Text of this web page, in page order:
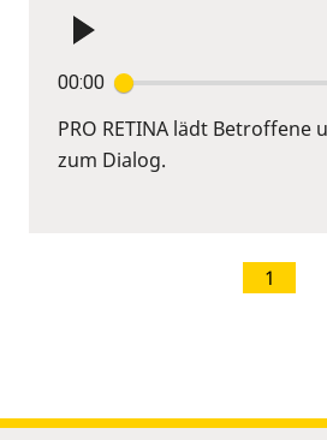
00:00
PRO RETINA lädt Betroffene
zum Dialog.
1